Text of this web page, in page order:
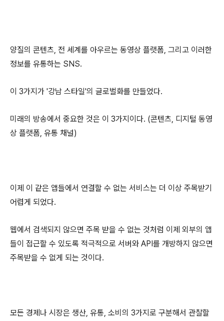
양질의 콘텐츠, 전 세계를 아우르는 동영상 플랫폼, 그리고 이러한
정보를 유통하는 SNS.
이 3가지가 '강남 스타일'의 글로벌화를 만들었다.
미래의 방송에서 중요한 것은 이 3가지이다. (콘텐츠, 디지털 동영
상 플랫폼, 유통 채널)
이제 이 같은 앱들에서 연결할 수 없는 서비스는 더 이상 주목받기
어렵게 되었다.
웹에서 검색되지 않으면 주목 받을 수 없는 것처럼 이제 외부의 앱
들이 접근할 수 있도록 적극적으로 서버와 API를 개방하지 않으면
주목받을 수 없게 되는 것이다.
모든 경제나 시장은 생산, 유통, 소비의 3가지로 구분해서 관찰할